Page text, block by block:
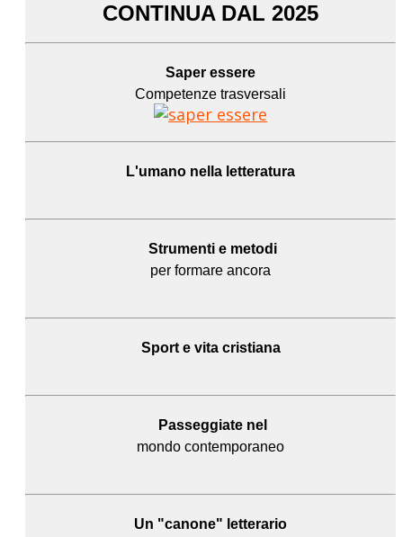
CONTINUA DAL 2025
Saper essere
Competenze trasversali
L'umano nella letteratura
Strumenti e metodi
per formare ancora
Sport e vita cristiana
Passeggiate nel
mondo contemporaneo
Un "canone" letterario